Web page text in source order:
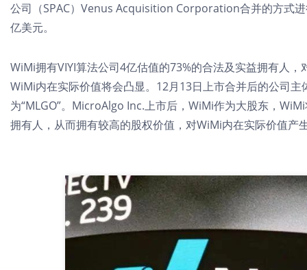
公司（SPAC）Venus Acquisition Corporation合并的方式
亿美元。
WiMi拥有VIYI算法公司4亿估值的73%的合法及实益拥有人
WiMi内在实际价值将会凸显。12月13日上市合并后的公司
为“MLGO”。MicroAlgo Inc.上市后，WiMi作为大股东，
拥有人，从而拥有较高的股权价值，对WiMi内在实际价值产